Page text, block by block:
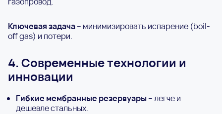
Ключевая задача– минимизировать испарение (boil-
off gas) и потери.
4. Современные технологии и
инновации
Гибкие мембранные резервуары– легче и
дешевле стальных.